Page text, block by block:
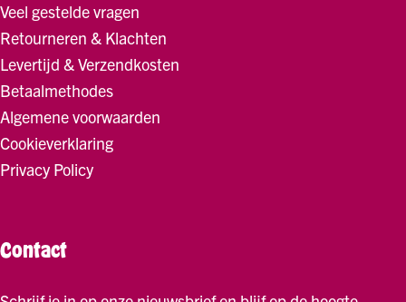
Veel gestelde vragen
Retourneren & Klachten
Levertijd & Verzendkosten
Betaalmethodes
Algemene voorwaarden
Cookieverklaring
Privacy Policy
Contact